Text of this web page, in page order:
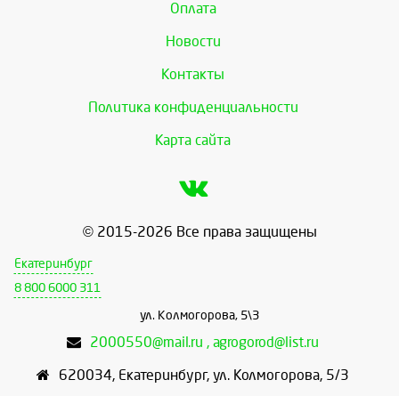
Оплата
Новости
Контакты
Политика конфиденциальности
Карта сайта
© 2015-2026 Все права защищены
Екатеринбург
8 800 6000 311
ул. Колмогорова, 5\3
2000550@mail.ru , agrogorod@list.ru
620034, Екатеринбург, ул. Колмогорова, 5/3